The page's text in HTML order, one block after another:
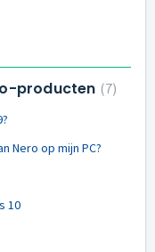
producten 7
Nero op mijn PC?
10